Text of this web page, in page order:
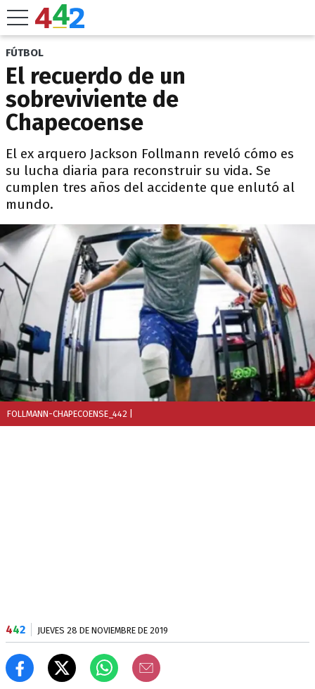
FÚTBOL
El recuerdo de un
sobreviviente de
Chapecoense
El ex arquero Jackson Follmann reveló cómo es
su lucha diaria para reconstruir su vida. Se
cumplen tres años del accidente que enlutó al
mundo.
FOLLMANN-CHAPECOENSE_442
442 JUEVES 28 DE NOVIEMBRE DE 2019